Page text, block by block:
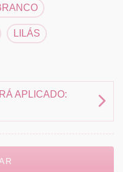
LILÁS
APLICADO: